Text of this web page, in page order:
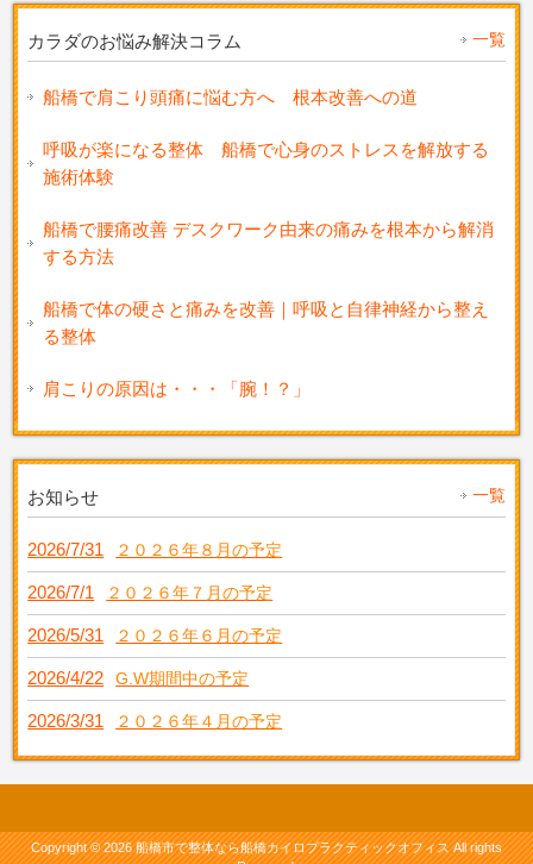
カラダのお悩み解決コラム 一覧
船橋で肩こり頭痛に悩む方へ 根本改善への道
呼吸が楽になる整体 船橋で心身のストレスを解放する
施術体験
船橋で腰痛改善 デスクワーク由来の痛みを根本から解消
する方法
船橋で体の硬さと痛みを改善｜呼吸と自律神経から整え
る整体
肩こりの原因は・・・「腕！？」
お知らせ 一覧
2026/7/31 ２０２６年８月の予定
2026/7/1 ２０２６年７月の予定
2026/5/31 ２０２６年６月の予定
2026/4/22 G.W期間中の予定
2026/3/31 ２０２６年４月の予定
Copyright © 2026 船橋市で整体なら船橋カイロプラクティックオフィス All rights